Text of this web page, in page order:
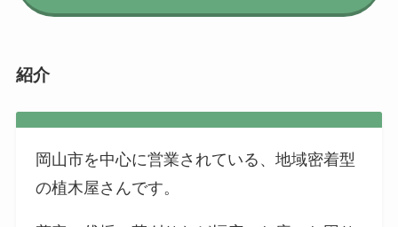
紹介
岡山市を中心に営業されている、地域密着型
の植木屋さんです。